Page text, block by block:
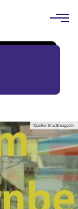
Quelle: Stadtmagazin